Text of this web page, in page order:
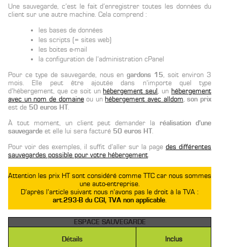
Une sauvegarde, c’est le fait d’enregistrer toutes les données du
client sur une autre machine. Cela comprend :
les bases de données
les scripts (= sites web)
les boites e-mail
la configuration de l’administration cPanel
Pour ce type de sauvegarde, nous engardons 15, soit environ 3
mois. Elle peut être ajoutée dans n’importe quel type
d’hébergement, que ce soit un hébergement seul , un hébergement
avec un nom de domaineou un hébergement avec alldom,son prix
est de 50 euros HT.
À tout moment, un client peut demander la réalisation d’une
sauvegarde et elle lui sera facturé 50 euros HT.
Pour voir des exemples, il suffit d’aller sur la page des différentes
sauvegardes possible pour votre hébergement.
Attention les prix HT sont considéré comme TTC car nous sommes
une auto-entreprise.
D’après l’article suivant nous n’avons pas le droit à la TVA :
art.293-B du CGI, TVA non applicable.
ESPACE SAUVEGARDE
Détails Inclus